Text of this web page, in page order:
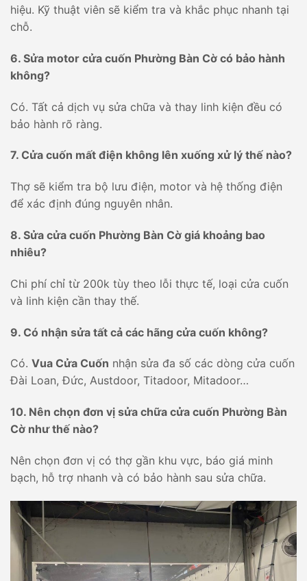
hiệu. Kỹ thuật viên sẽ kiểm tra và khắc phục nhanh tại
chỗ.
6. Sửa motor cửa cuốn Phường Bàn Cờ có bảo hành
không?
Có. Tất cả dịch vụ sửa chữa và thay linh kiện đều có
bảo hành rõ ràng.
7. Cửa cuốn mất điện không lên xuống xử lý thế nào?
Thợ sẽ kiểm tra bộ lưu điện, motor và hệ thống điện
để xác định đúng nguyên nhân.
8. Sửa cửa cuốn Phường Bàn Cờ giá khoảng bao
nhiêu?
Chi phí chỉ từ 200k tùy theo lỗi thực tế, loại cửa cuốn
và linh kiện cần thay thế.
9. Có nhận sửa tất cả các hãng cửa cuốn không?
Có. Vua Cửa Cuốn nhận sửa đa số các dòng cửa cuốn
Đài Loan, Đức, Austdoor, Titadoor, Mitadoor…
10. Nên chọn đơn vị sửa chữa cửa cuốn Phường Bàn
Cờ như thế nào?
Nên chọn đơn vị có thợ gần khu vực, báo giá minh
bạch, hỗ trợ nhanh và có bảo hành sau sửa chữa.